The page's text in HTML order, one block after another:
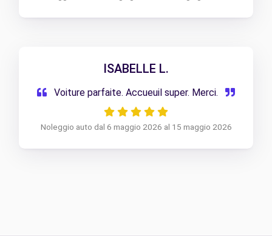
ISABELLE L.
Voiture parfaite. Accueuil super. Merci.
Noleggio auto dal 6 maggio 2026 al 15 maggio 2026